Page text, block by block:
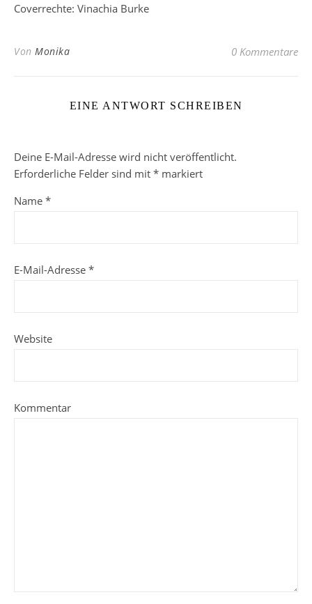
Coverrechte: Vinachia Burke
Von Monika 0 Kommentare
EINE ANTWORT SCHREIBEN
Deine E-Mail-Adresse wird nicht veröffentlicht.
Erforderliche Felder sind mit * markiert
Name *
E-Mail-Adresse *
Website
Kommentar